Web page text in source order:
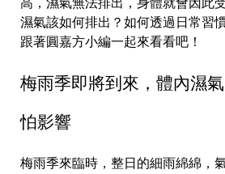
濕氣該如何排出？如何透過日常習
跟著圓嘉方小編一起來看看吧！
梅雨季即將到來，體內濕
怕影響
梅雨季來臨時，整日的細雨綿綿，